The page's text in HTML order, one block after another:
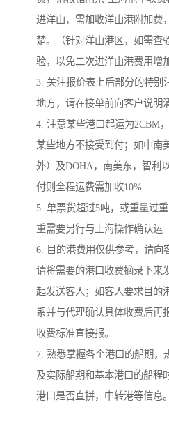
进洋山，需加收洋山港附加费
楚。（针对洋山港区，如需查
验，以免二次进洋山港费用增
3. 关注报价表上后部分的特别
地方，请在接单前向客户说明
4. 注意某些港口起运为2CBM
某些地方不接受到付；如中南
外）及DOHA，南美东，智利
付则全程运费需加收10%
5. 单票货超过5吨，或重量过
重需要另行与上海操作确认运
6. 目的港费用仅供参考，请向
请将需要的港口收费摘录下来
起发送客人；如客人要求目的
系并与代理确认具体收费后再
收费标准直接报。
7. 熟悉掌握各个港口的船期，
及实际船期和基本港口的船程
港口是否直拼，中转港等信息。